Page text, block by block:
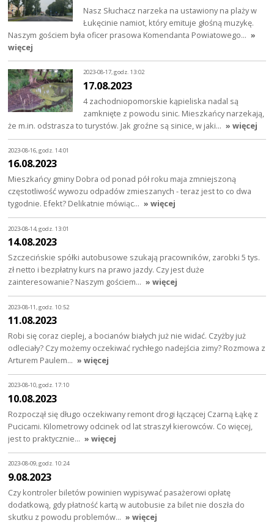
Nasz Słuchacz narzeka na ustawiony na plaży w
Łukęcinie namiot, który emituje głośną muzykę.
Naszym gościem była oficer prasowa Komendanta Powiatowego… »
więcej
2023-08-17, godz. 13:02
17.08.2023
4 zachodniopomorskie kąpieliska nadal są
zamknięte z powodu sinic. Mieszkańcy narzekają,
że m.in. odstrasza to turystów. Jak groźne są sinice, w jaki… » więcej
2023-08-16, godz. 14:01
16.08.2023
Mieszkańcy gminy Dobra od ponad pół roku maja zmniejszoną
częstotliwość wywozu odpadów zmieszanych - teraz jest to co dwa
tygodnie. Efekt? Delikatnie mówiąc… » więcej
2023-08-14, godz. 13:01
14.08.2023
Szczecińskie spółki autobusowe szukają pracowników, zarobki 5 tys.
zł netto i bezpłatny kurs na prawo jazdy. Czy jest duże
zainteresowanie? Naszym gościem… » więcej
2023-08-11, godz. 10:52
11.08.2023
Robi się coraz cieplej, a bocianów białych już nie widać. Czyżby już
odleciały? Czy możemy oczekiwać rychłego nadejścia zimy? Rozmowa z
Arturem Paulem… » więcej
2023-08-10, godz. 17:10
10.08.2023
Rozpoczął się długo oczekiwany remont drogi łączącej Czarną Łąkę z
Pucicami. Kilometrowy odcinek od lat straszył kierowców. Co więcej,
jest to praktycznie… » więcej
2023-08-09, godz. 10:24
9.08.2023
Czy kontroler biletów powinien wypisywać pasażerowi opłatę
dodatkową, gdy płatność kartą w autobusie za bilet nie doszła do
skutku z powodu problemów… » więcej